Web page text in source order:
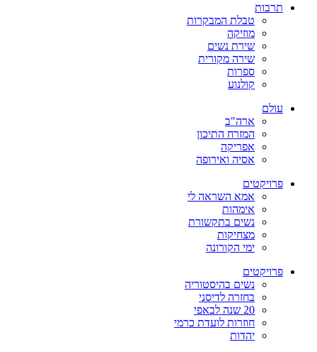
תרבות
טבלת המבקרות
מוזיקה
שירת נשים
שירה מקורית
ספרות
קולנוע
עולם
ארה"ב
המזרח התיכון
אפריקה
אסיה ואירופה
פרויקטים
אמא השראה לי
אימהות
נשים בתקשורת
מצחיקות
ימי הקורונה
פרויקטים
נשים בהיסטוריה
בחזרה לדיסני
20 שנה לבאפי
חוזרות לועדת כרמי
יהדות